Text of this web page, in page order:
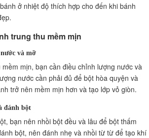
ở nhiệt độ thích hợp cho đến khi bánh
trung thu mềm mịn
và mỡ
mịn, bạn cần điều chỉnh lượng nước và
nước cần phải đủ để bột hòa quyện và
trở nên mềm mịn hơn và tạo lớp vỏ giòn.
đánh bột
bạn nên nhồi bột đều và lâu để bột thấm
bột, nên đánh nhẹ và nhồi từ từ để tạo khí